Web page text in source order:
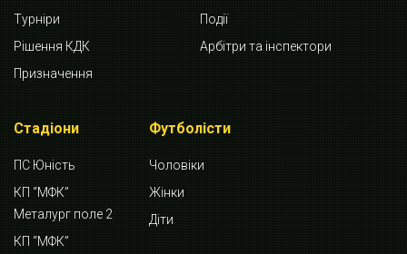
Турніри
Події
Рішення КДК
Арбітри та інспектори
Призначення
Стадіони
ПС Юність
КП “МФК”
Металург поле 2
КП “МФК”
Футболісти
Чоловіки
Жінки
Діти